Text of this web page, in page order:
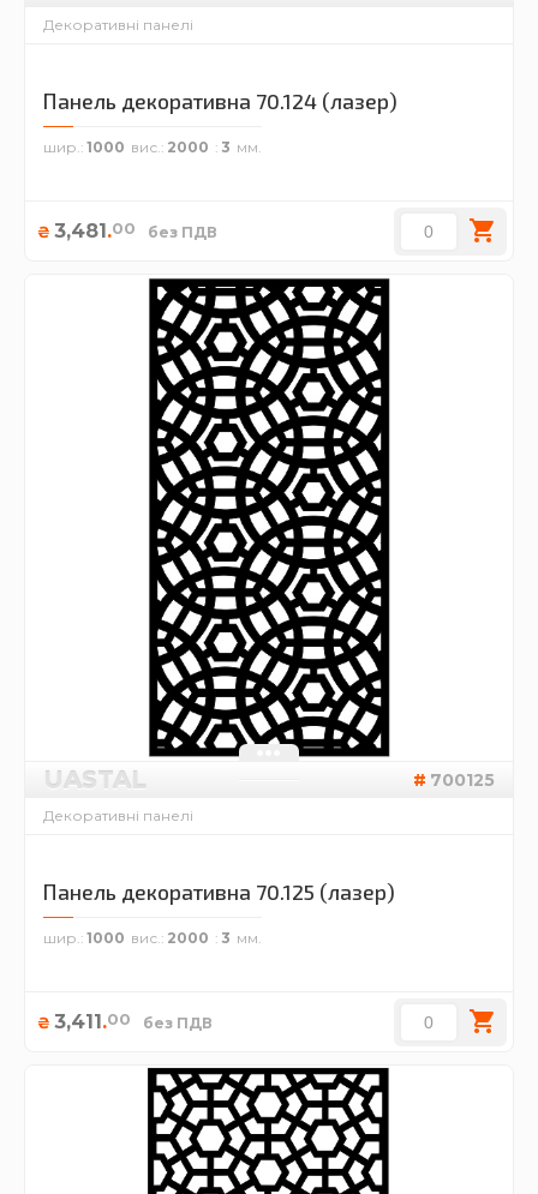
Декоративні панелі
Панель декоративна 70.124 (лазер)
шир. 1000 вис. 2000 3
₴ 3,481.00 без ПДВ
UASTAL 700125
Декоративні панелі
Панель декоративна 70.125 (лазер)
шир. 1000 вис. 2000 3
₴ 3,411.00 без ПДВ